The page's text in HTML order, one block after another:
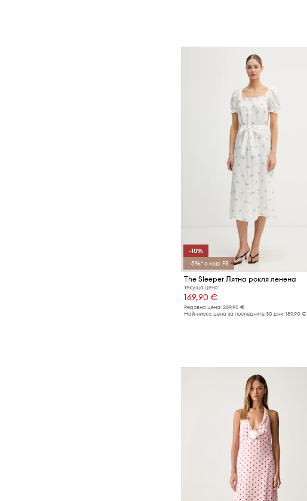
-10%
-5%* с код: FS
The Sleeper Лятна рокля ленена
Текуща цена:
169,90 €
Редовна цена: 289,90 €
Най-ниска цена за последните 30 дни: 189,90 €